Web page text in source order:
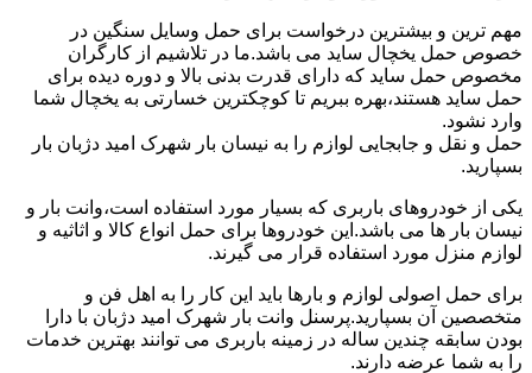
مهم ترین و بیشترین درخواست برای حمل وسایل سنگین در
خصوص حمل یخچال ساید می باشد.ما در تلاشیم از کارگران
مخصوص حمل ساید که دارای قدرت بدنی بالا و دوره دیده برای
حمل ساید هستند،بهره ببریم تا کوچکترین خسارتی به یخچال شما
وارد نشود.
حمل و نقل و جابجایی لوازم را به نیسان بار شهرک امید دژبان بار
بسپارید.
یکی از خودروهای باربری که بسیار مورد استفاده است،وانت بار و
نیسان بار ها می باشد.این خودروها برای حمل انواع کالا و اثاثیه و
لوازم منزل مورد استفاده قرار می گیرند.
برای حمل اصولی لوازم و بارها باید این کار را به اهل فن و
متخصصین آن بسپارید.پرسنل وانت بار شهرک امید دژبان با دارا
بودن سابقه چندین ساله در زمینه باربری می توانند بهترین خدمات
را به شما عرضه دارند.